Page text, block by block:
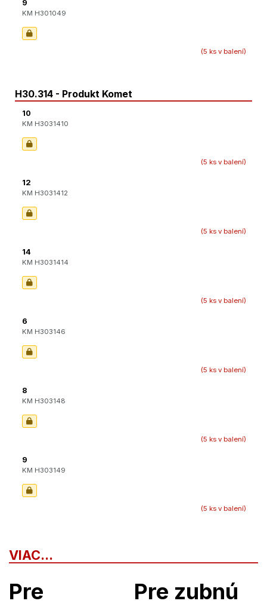
9
KM H301049
(5 ks v balení)
H30.314 - Produkt Komet
10
KM H3031410
(5 ks v balení)
12
KM H3031412
(5 ks v balení)
14
KM H3031414
(5 ks v balení)
6
KM H303146
(5 ks v balení)
8
KM H303148
(5 ks v balení)
9
KM H303149
(5 ks v balení)
VIAC...
Pre
Pre zubnú